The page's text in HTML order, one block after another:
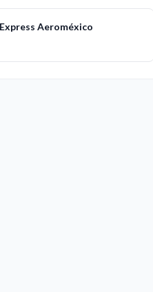
Aeroméxico